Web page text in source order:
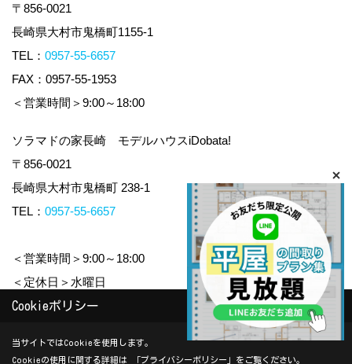
〒856-0021
長崎県大村市鬼橋町1155-1
TEL： 0957-55-6657
FAX：0957-55-1953
＜営業時間＞9:00～18:00
ソラマドの家長崎 モデルハウスiDobata!
〒856-0021
長崎県大村市鬼橋町 238-1
TEL： 0957-55-6657
＜営業時間＞9:00～18:00
＜定休日＞水曜日
Copyright (c) yamauchi-jyuken. All Rights Reserved.
Cookieポリシー
当サイトではCookieを使用します。
Cookieの使用に関する詳細は 「プライバシーポリシー 」をご覧ください。